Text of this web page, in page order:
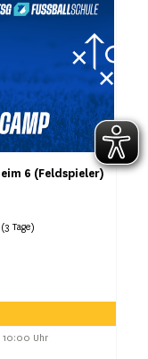
6 (Feldspieler)
Tage)
10:00 Uhr